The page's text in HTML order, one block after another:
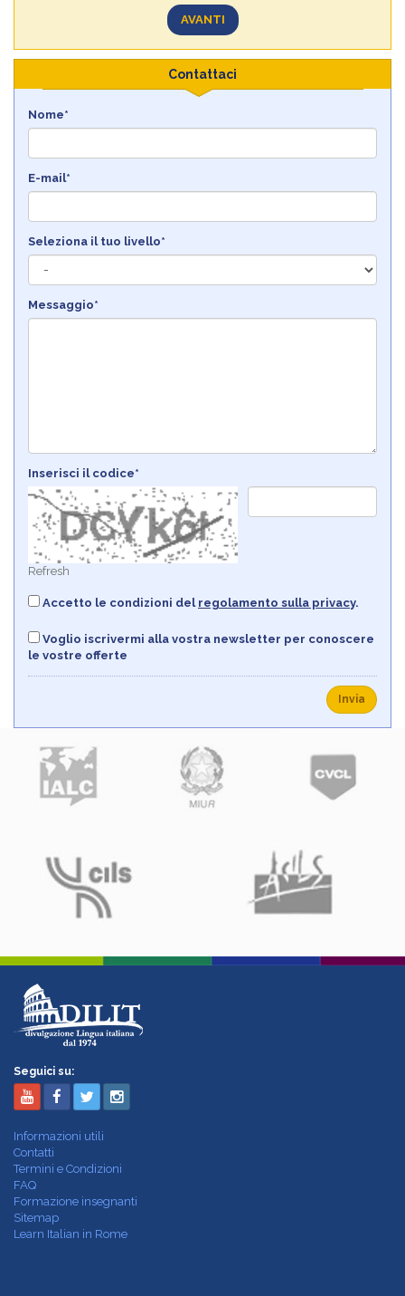
AVANTI
Contattaci
Nome*
E-mail*
Seleziona il tuo livello*
Messaggio*
Inserisci il codice*
Refresh
Accetto le condizioni del regolamento sulla privacy.
Voglio iscrivermi alla vostra newsletter per conoscere
le vostre offerte
Invia
Seguici su:
Informazioni utili
Contatti
Termini e Condizioni
FAQ
Formazione insegnanti
Sitemap
Learn Italian in Rome